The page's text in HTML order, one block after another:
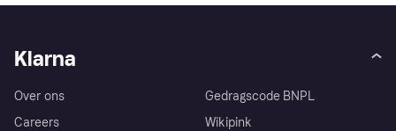
Klarna
Over ons
Careers
Gedragscode BNPL
Wikipink